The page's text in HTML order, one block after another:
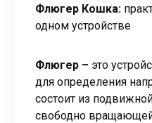
Флюгер Кошка:
одном устройстве
Флюгер – это
для определения
состоит из
свободно